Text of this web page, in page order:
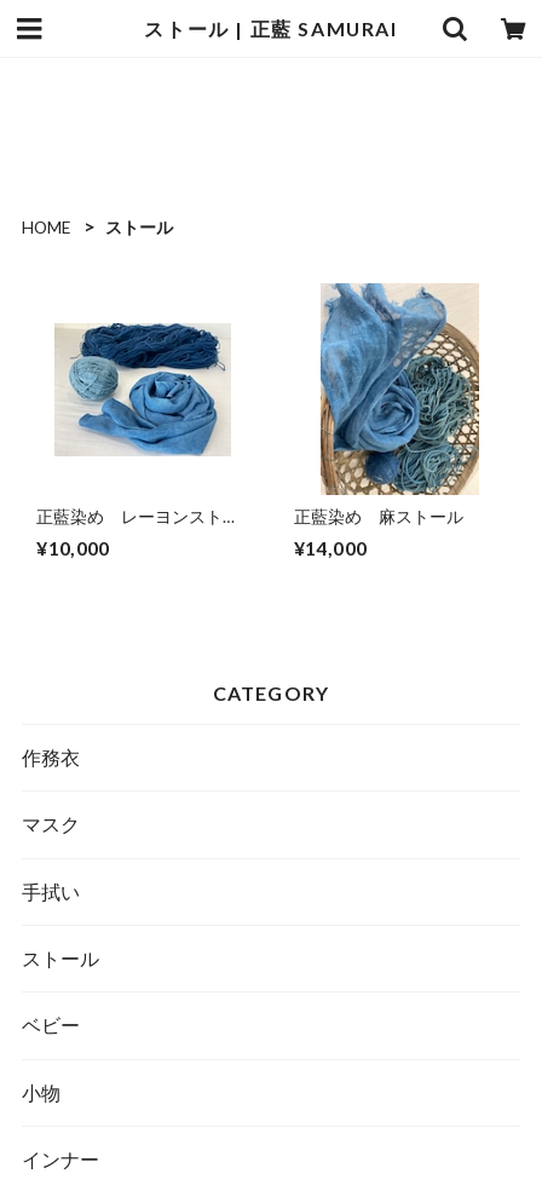
ストール | 正藍 SAMURAI
HOME ストール
正藍染め レーヨンストー
¥10,000
正藍染め 麻ストール
¥14,000
CATEGORY
作務衣
マスク
手拭い
ストール
ベビー
小物
インナー